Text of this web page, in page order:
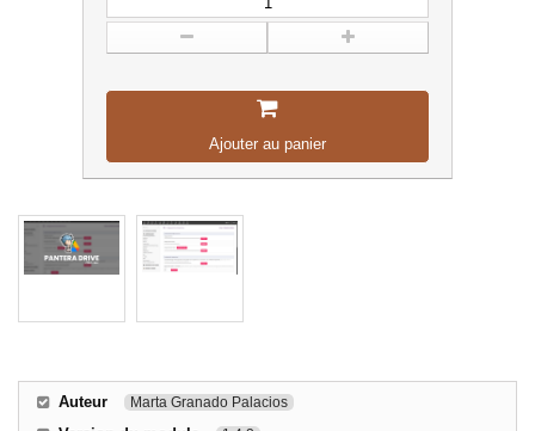
Ajouter au panier
Auteur Marta Granado Palacios